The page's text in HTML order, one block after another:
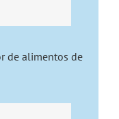
de alimentos de